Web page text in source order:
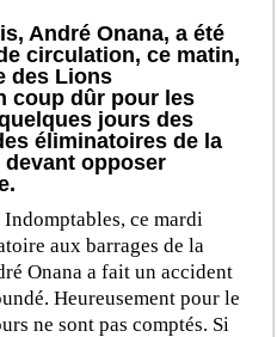
André Onana, a été
circulation, ce matin,
des Lions
coup dûr pour les
jours des
éliminatoires de la
devant opposer
ce mardi
aux barrages de la
Onana a fait un accident
Heureusement pour le
ne sont pas comptés. Si